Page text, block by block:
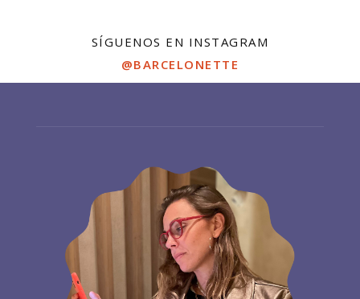
SÍGUENOS EN INSTAGRAM
@BARCELONETTE